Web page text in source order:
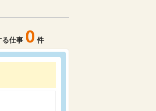
る仕事 0 件